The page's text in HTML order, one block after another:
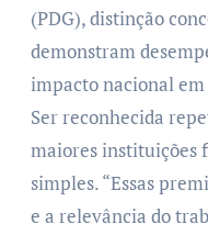
(PDG), distinção
demonstram
impacto nacional em
Ser reconhecida
maiores instituições
simples. “Essas
e a relevância do